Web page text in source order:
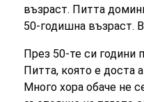
възраст. Питта
50-годишна възраст.
През 50-те си години
Питта, която е доста
Много хора обаче не